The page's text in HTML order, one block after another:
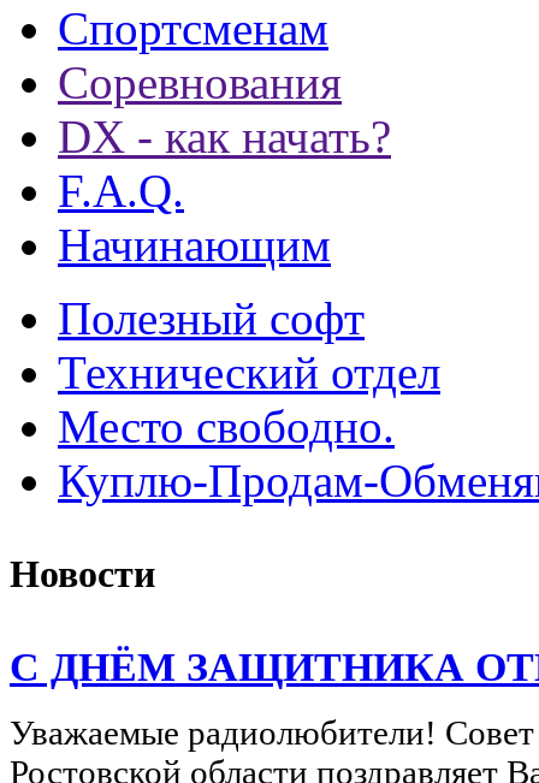
Спортсменам
Соревнования
DX - как начать?
F.A.Q.
Начинающим
Полезный софт
Технический отдел
Место свободно.
Куплю-Продам-
Новости
С ДНЁМ ЗАЩИТНИКА
Уважаемые радиолюбители!
Ростовской области поздравляет